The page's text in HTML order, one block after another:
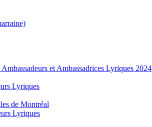
Ambassadeurs et Ambassadrices Lyriques 2024
Lyriques
de Montréal
Lyriques